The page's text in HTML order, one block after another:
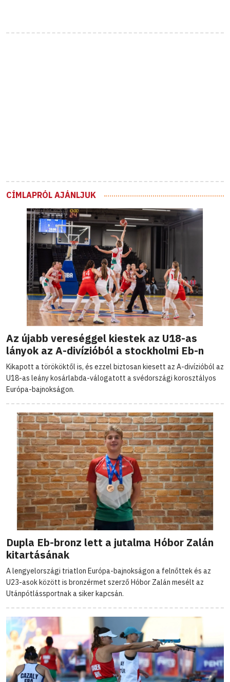
CÍMLAPRÓL AJÁNLJUK
Az újabb vereséggel kiestek az U18-as
lányok az A-divízióból a stockholmi Eb-n
Kikapott a törököktől is, és ezzel biztosan kiesett az A-divízióból az
U18-as leány kosárlabda-válogatott a svédországi korosztályos
Európa-bajnokságon.
Dupla Eb-bronz lett a jutalma Hóbor Zalán
kitartásának
A lengyelországi triatlon Európa-bajnokságon a felnőttek és az
U23-asok között is bronzérmet szerző Hóbor Zalán mesélt az
Utánpótlássportnak a siker kapcsán.